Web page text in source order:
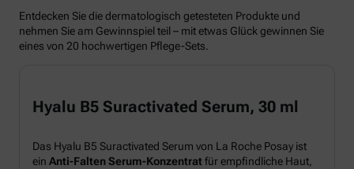
Entdecken Sie die dermatologisch getesteten Produkte und
nehmen Sie am Gewinnspiel teil – mit etwas Glück gewinnen Sie
eines von 20 hochwertigen Pflege-Sets.
Hyalu B5 Suractivated Serum, 30 ml
Das Hyalu B5 Suractivated Serum von La Roche Posay ist
ein Anti-Falten Serum-Konzentratfür empfindliche Haut,